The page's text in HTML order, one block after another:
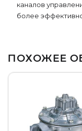
каналов
более
ПОХОЖЕЕ